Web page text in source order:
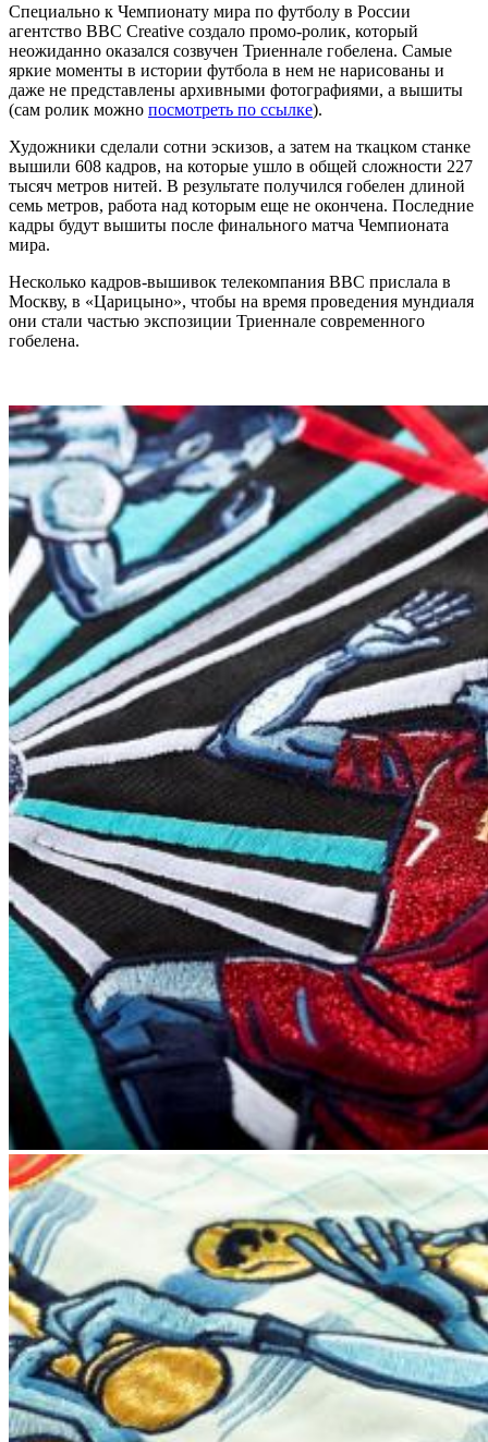
Специально к Чемпионату мира по футболу в России
агентство BBC Creative создало промо-ролик, который
неожиданно оказался созвучен Триеннале гобелена. Самые
яркие моменты в истории футбола в нем не нарисованы и
даже не представлены архивными фотографиями, а вышиты
(сам ролик можно посмотреть по ссылке).
Художники сделали сотни эскизов, а затем на ткацком станке
вышили 608 кадров, на которые ушло в общей сложности 227
тысяч метров нитей. В результате получился гобелен длиной
семь метров, работа над которым еще не окончена. Последние
кадры будут вышиты после финального матча Чемпионата
мира.
Несколько кадров-вышивок телекомпания BBC прислала в
Москву, в «Царицыно», чтобы на время проведения мундиаля
они стали частью экспозиции Триеннале современного
гобелена.